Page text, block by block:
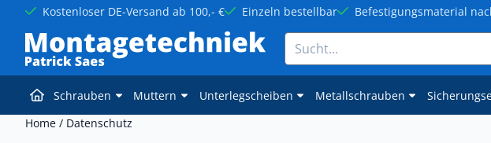
Cookie-Einstellungen sind derzeit geschlossen.
Kostenloser DE-Versand ab 100,- € Einzeln bestellbar Befestigungsmaterial
Suche
Schrauben Muttern Unterlegscheiben Metallschrauben
Home / Datenschutz